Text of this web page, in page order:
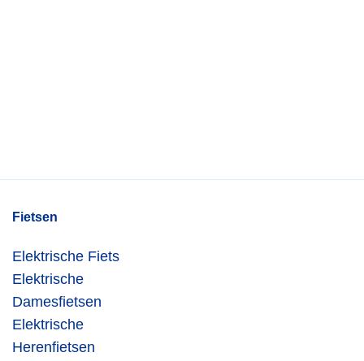
Fietsen
Elektrische Fiets
Elektrische
Damesfietsen
Elektrische
Herenfietsen